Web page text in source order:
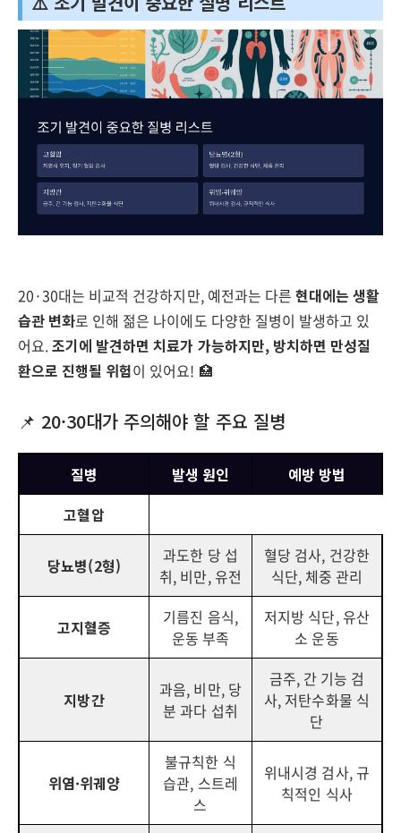
20·30대는 비교적 건강하지만, 예전과는 다른 현대에는 생활
습관 변화로 인해 젊은 나이에도 다양한 질병이 발생하고 있
어요.조기에 발견하면 치료가 가능하지만, 방치하면 만성질
환으로 진행될 위험이 있어요! 🏥
📌 20·30대가 주의해야 할 주요 질병
질병 발생 원인
예방 방법
고혈압
당뇨병(2형)
과도한 당 섭
취, 비만, 유전
혈당 검사, 건강한
식단, 체중 관리
고지혈증
기름진 음식,
운동 부족
저지방 식단, 유산
소 운동
지방간
과음, 비만, 당
분 과다 섭취
금주, 간 기능 검
사, 저탄수화물 식
단
위염·위궤양
불규칙한 식
습관, 스트레
스
위내시경 검사, 규
칙적인 식사